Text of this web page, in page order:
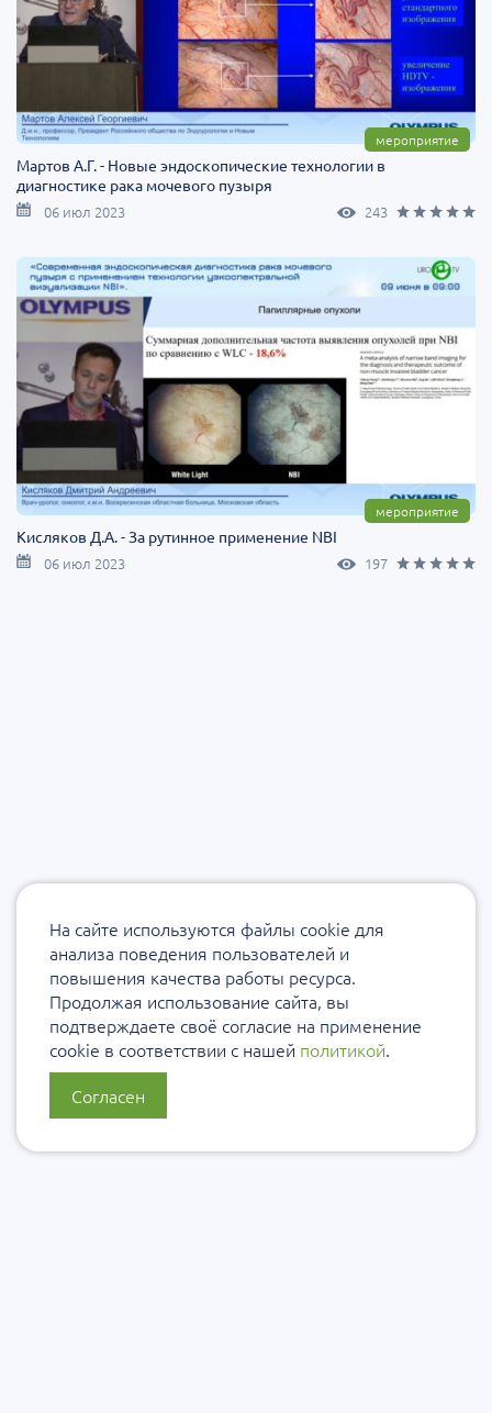
мероприятие
Мартов А.Г. - Новые эндоскопические технологии в
диагностике рака мочевого пузыря
06 июл 2023 243
мероприятие
Кисляков Д.А. - За рутинное применение NBI
06 июл 2023 197
На сайте используются файлы cookie для
анализа поведения пользователей и
повышения качества работы ресурса.
Продолжая использование сайта, вы
подтверждаете своё согласие на применение
cookie в соответствии с нашей политикой.
Согласен